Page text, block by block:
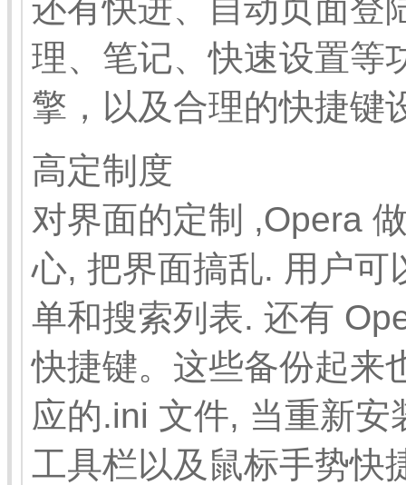
还有快进、自动页面登
理、笔记、快速设置等
擎，以及合理的快捷键
高定制度
对界面的定制 ,Opera
心, 把界面搞乱. 用户可
单和搜索列表. 还有
快捷键。这些备份起来
应的.ini 文件, 当重新
工具栏以及鼠标手势快